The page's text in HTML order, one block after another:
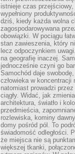
istnieje czas
wypełniony
dziś, kiedy każda wolna
zagospodarowywana
obowiązki. W pociągu
stan zawieszenia, który
lecz odpoczynkiem
na geografię inaczej.
jednocześnie czyni go
Samochód daje
człowieka w koncentracji
natomiast prowadzi
ciągły. Widać, jak
architektura, światło i
przedmieścia,
rozlewiska, kominy
domy pośród pól. To
świadomość odległości.
że miejsca nie są
większej tkanki,